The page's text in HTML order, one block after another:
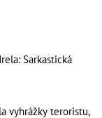
Sarkastická
vyhrážky teroristu,